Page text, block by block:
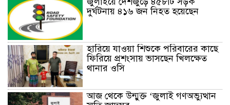
দুর্ঘটনায় ৪১৬ জন নিহত হয়েছেন
হারিয়ে যাওয়া শিশুকে পরিবারের কাছে
ফিরিয়ে প্রশংসায় ভাসছেন খিলক্ষেত
থানার ওসি
আজ থেকে উন্মুক্ত ‘জুলাই গণঅভ্যুত্থান